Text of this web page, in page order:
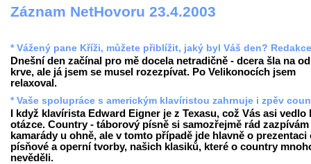
Záznam NetHovoru 23.4.2003
* Vážený pane Kříži, můžete přiblížit, jaký byl Váš den? Redakce
Dnešní den začínal pro mě docela netradičně - dcera šla na
krve, ale já jsem se musel rozezpívat. Po Velikonocích jsem
relaxoval.
* Vaše spolupráce s americkým klavíristou zahrnuje i zpěv
I když klavírista Edward Eigner je z Texasu, což Vás asi vedlo
otázce. Country - táborový písně si samozřejmě rád zazpívám
kamarády u ohně, ale v tomto případě jde hlavně o prezentaci
písňové a operní tvorby, našich klasiků, které o country
nevěděli.